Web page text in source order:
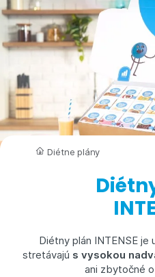
Diétne plány
Diétny plán INTENSE
stretávajú s vysokou
ani zbytočné